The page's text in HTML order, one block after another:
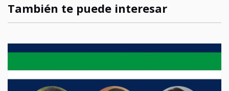
También te puede interesar